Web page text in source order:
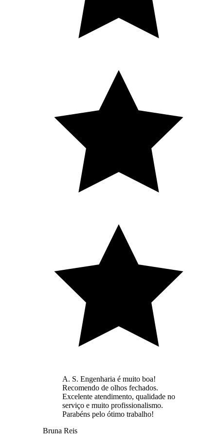
A. S. Engenharia é muito boa!
Recomendo de olhos fechados.
Excelente atendimento, qualidade no
serviço e muito profissionalismo.
Parabéns pelo ótimo trabalho!
Bruna Reis